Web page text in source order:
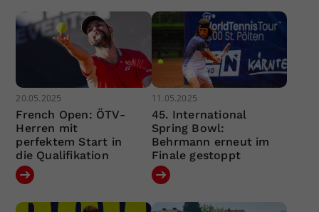
20.05.2025
French Open: ÖTV-
Herren mit
perfektem Start in
die Qualifikation
11.05.2025
45. International
Spring Bowl:
Behrmann erneut im
Finale gestoppt